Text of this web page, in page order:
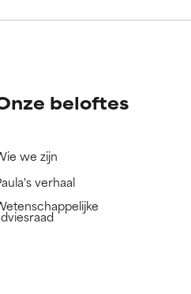
niet beoordeeld omdat we het
niet beoordeeld omdat we het
beloftes
we zijn
verhaal